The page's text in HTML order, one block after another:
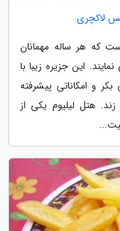
لاکچری
که هر ساله مهمانان
این جزیره زیبا با
و امکاناتی پیشرفته
هتل لیلیوم یکی از